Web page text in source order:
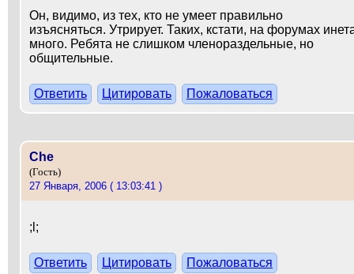
Он, видимо, из тех, кто не умеет правильно
изъясняться. Утрирует. Таких, кстати, на форумах
много. Ребята не слишком членораздельные, но
общительные.
Ответить Цитировать Пожаловаться
Che
(Гость)
27 Января, 2006 ( 13:03:41 )
;l;
Ответить Цитировать Пожаловаться